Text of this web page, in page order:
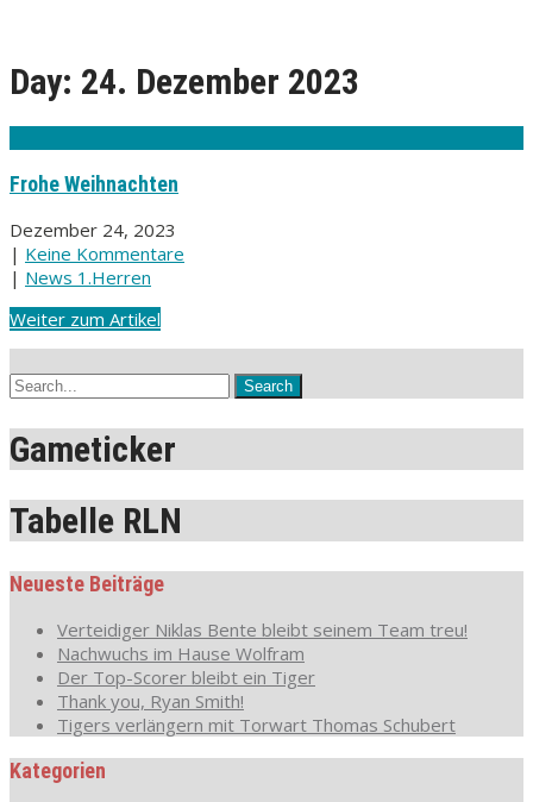
Day: 24. Dezember 2023
Frohe Weihnachten
Dezember 24, 2023
| Keine Kommentare
| News 1.Herren
Weiter zum Artikel
Gameticker
Tabelle RLN
Neueste Beiträge
Verteidiger Niklas Bente bleibt seinem Team treu!
Nachwuchs im Hause Wolfram
Der Top-Scorer bleibt ein Tiger
Thank you, Ryan Smith!
Tigers verlängern mit Torwart Thomas Schubert
Kategorien